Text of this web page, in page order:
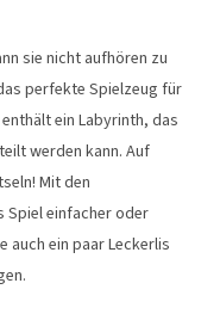
sie nicht aufhören zu
perfekte Spielzeug für
enthält ein Labyrinth, das
werden kann. Auf
Mit den
Spiel einfacher oder
auch ein paar Leckerlis